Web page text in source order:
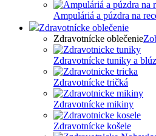
Ampuláriá a púzdra na
Zdravotnícke oblečenie
Zdravotnícke oblečenie
Zdravotnícke tuniky a
Zdravotnícke tričká
Zdravotnícke mikiny
Zdravotnícke košele